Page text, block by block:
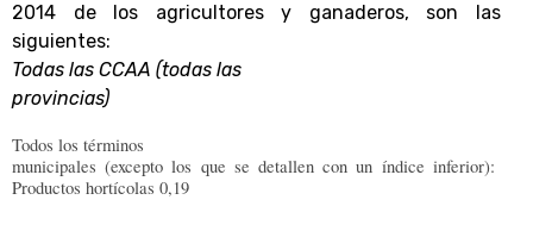
2014 de los agricultores y ganaderos, son las
siguientes:
Todas las CCAA (todas las
provincias)
Todos los términos
municipales (excepto los que se detallen con un índice inferior):
Productos hortícolas 0,19